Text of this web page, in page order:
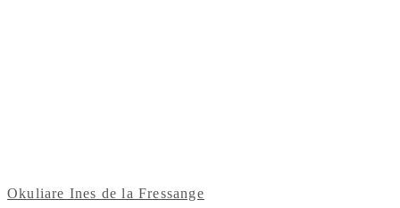
Okuliare Ines de la Fressange